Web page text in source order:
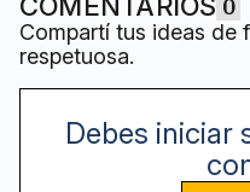
COMENTARIOS 0
Compartí tus ideas de
respetuosa.
Debes iniciar